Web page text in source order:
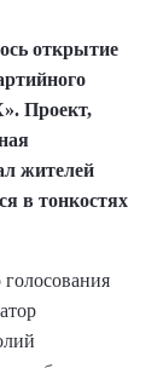
открытие
Проект,
жителей
в тонкостях
голосования